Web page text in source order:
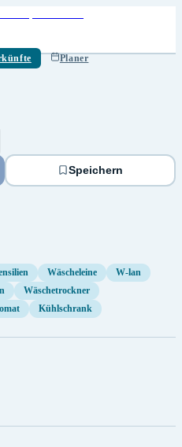
Planer
Speichern
Wäscheleine
W-lan
Wäschetrockner
Kühlschrank